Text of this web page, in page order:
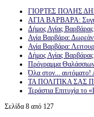
ΓΙΟΡΤΕΣ ΠΟΛΗΣ
ΑΓΙΑ ΒΑΡΒΑΡΑ:
Δήμος Αγίας
Αγία Βαρβάρα: Δωρεάν
Αγία Βαρβάρα:
Δήμος Αγίας
Πρόγραμμα
Όλα στον... αυτόματο!
ΤΑ ΠΟΛΙΤΙΚΑ ΣΑΣ
Τεράστια Επιτυχία
Σελίδα 8 από 127